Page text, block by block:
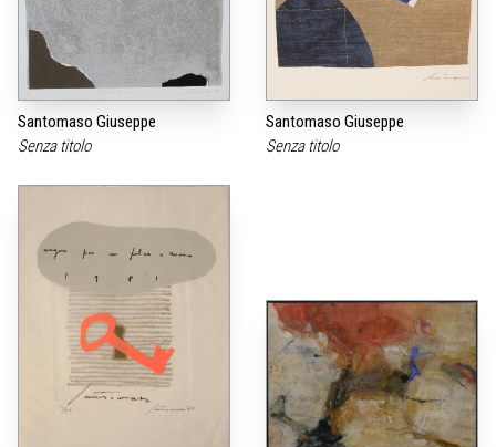
Santomaso Giuseppe
Senza titolo
Santomaso Giuseppe
Senza titolo